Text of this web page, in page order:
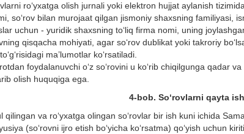
rо‘yxatga olish jurnali yoki elektron hujjat aylanish
sо‘rov bilan murojaat qilgan jismoniy shaxsning familiyasi,
uchun - yuridik shaxsning tо‘liq firma nomi, uning
qisqacha mohiyati, agar sо‘rov dublikat yoki takroriy
ma’lumotlar kо‘rsatiladi.
foydalanuvchi о‘z sо‘rovini u kо‘rib chiqilgunga qadar
olish huquqiga ega.
4-bob. Sо‘rovlarni qayta
qilingan va rо‘yxatga olingan sо‘rovlar bir ish kuni ichida
(sо‘rovni ijro etish bо‘yicha kо‘rsatma) qо‘yish uchun